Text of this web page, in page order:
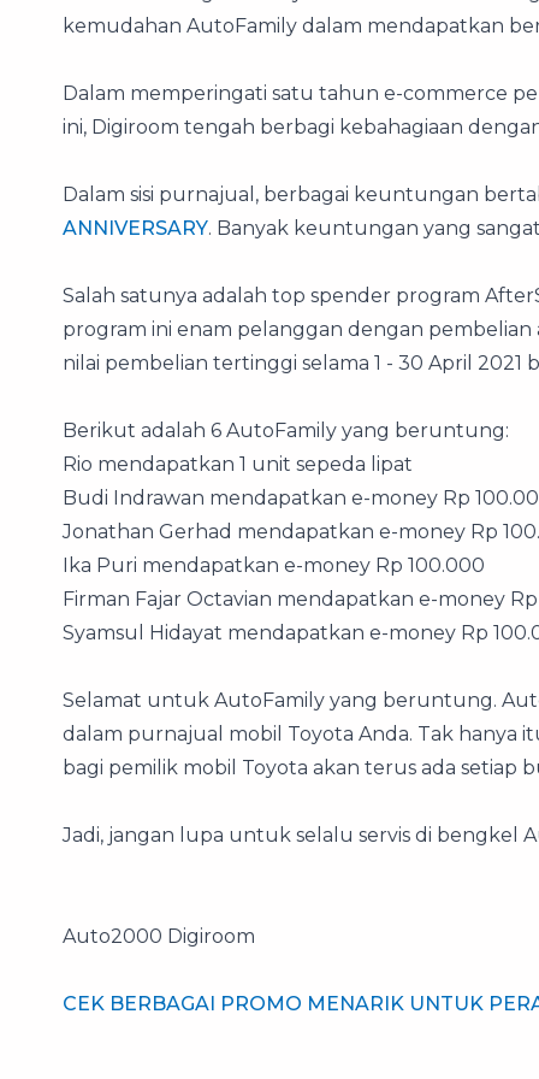
kemudahan AutoFamily dalam mendapatkan
Dalam memperingati satu tahun e-commerce
ini, Digiroom tengah berbagi kebahagiaan
Dalam sisi purnajual, berbagai keuntungan
ANNIVERSARY. Banyak keuntungan yang
Salah satunya adalah top spender program
program ini enam pelanggan dengan
nilai pembelian tertinggi selama 1 - 30 April
Berikut adalah 6 AutoFamily yang beruntung:
Rio mendapatkan 1 unit sepeda lipat
Budi Indrawan mendapatkan e-money Rp
Jonathan Gerhad mendapatkan e-money Rp
Ika Puri mendapatkan e-money Rp 100.000
Firman Fajar Octavian mendapatkan e-money
Syamsul Hidayat mendapatkan e-money Rp
Selamat untuk AutoFamily yang beruntung.
dalam purnajual mobil Toyota Anda. Tak
bagi pemilik mobil Toyota akan terus ada setiap
Jadi, jangan lupa untuk selalu servis di bengkel
Auto2000 Digiroom
CEK BERBAGAI PROMO MENARIK UNTUK